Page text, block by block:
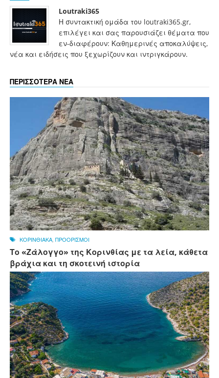
Loutraki365
Η συντακτική ομάδα του loutraki365.gr,
επιλέγει και σας παρουσιάζει θέματα που
εν-διαφέρουν: Καθημερινές αποκαλύψεις,
νέα και ειδήσεις που ξεχωρίζουν και ιντριγκάρουν.
ΠΕΡΙΣΣΟΤΕΡΑ ΝΕΑ
ΚΟΡΙΝΘΙΑΚΑ ΠΡΟΟΡΙΣΜΟΙ
Το «Ζάλογγο» της Κορινθίας με τα λεία, κάθετα
βράχια και τη σκοτεινή ιστορία